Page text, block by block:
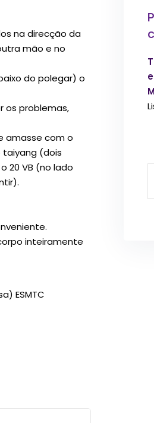
na direcção da
mão e no
do polegar) o
os problemas,
amasse com o
(dois
20 VB (no lado
inteiramente
ESMTC